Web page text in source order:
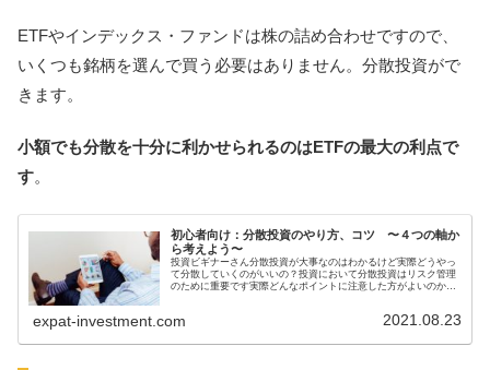
ETFやインデックス・ファンドは株の詰め合わせですので、
いくつも銘柄を選んで買う必要はありません。分散投資がで
きます。
小額でも分散を十分に利かせられるのはETFの最大の利点で
す。
初心者向け：分散投資のやり方、コツ 〜４つの軸か
ら考えよう〜
投資ビギナーさん分散投資が大事なのはわかるけど実際どうやっ
て分散していくのがいいの？投資において分散投資はリスク管理
のために重要です実際どんなポイントに注意した方がよいのか解
expat-investment.com 2021.08.23